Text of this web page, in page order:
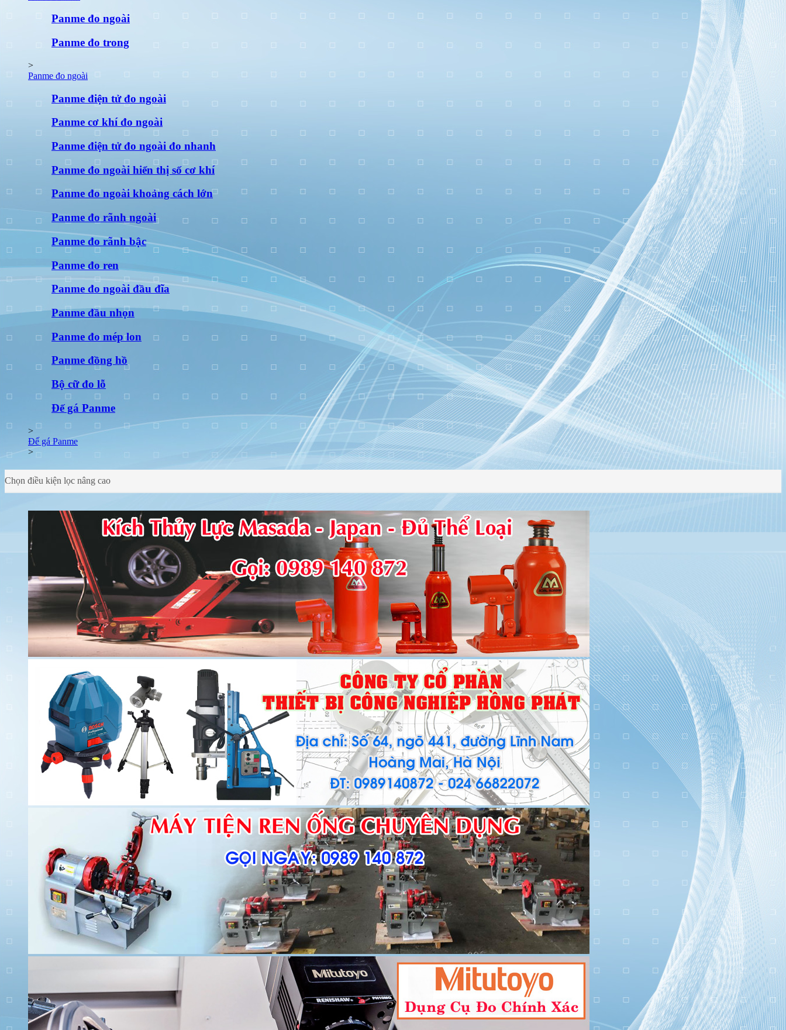
Panme đo ngoài
Panme đo trong
>
Panme đo ngoài
Panme điện tử đo ngoài
Panme cơ khí đo ngoài
Panme điện tử đo ngoài đo nhanh
Panme đo ngoài hiển thị số cơ khí
Panme đo ngoài khoảng cách lớn
Panme đo rãnh ngoài
Panme đo rãnh bậc
Panme đo ren
Panme đo ngoài đầu đĩa
Panme đầu nhọn
Panme đo mép lon
Panme đồng hồ
Bộ cữ đo lỗ
Đế gá Panme
>
Đế gá Panme
>
Chọn điều kiện lọc nâng cao